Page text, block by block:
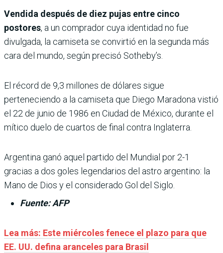
Vendida después de diez pujas entre cinco
postores, a un comprador cuya identidad no fue
divulgada, la camiseta se convirtió en la segunda más
cara del mundo, según precisó Sotheby’s.
El récord de 9,3 millones de dólares sigue
perteneciendo a la camiseta que Diego Maradona vistió
el 22 de junio de 1986 en Ciudad de México, durante el
mítico duelo de cuartos de final contra Inglaterra.
Argentina ganó aquel partido del Mundial por 2-1
gracias a dos goles legendarios del astro argentino: la
Mano de Dios y el considerado Gol del Siglo.
Fuente: AFP
Lea más: Este miércoles fenece el plazo para que
EE. UU. defina aranceles para Brasil